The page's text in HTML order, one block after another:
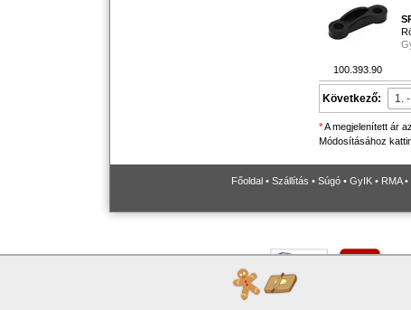
100.393.90
Következő:
*A megjelenített ár az
Módosításához
Főoldal • Szállítás • Súgó • GyIK • RMA•